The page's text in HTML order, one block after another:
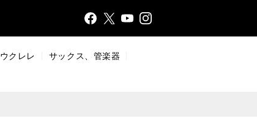
FaceX
YouTInsta
ウクレレ
サックス、管楽器